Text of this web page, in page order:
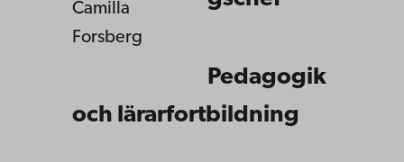
Camilla
Forsberg
Pedagogik
och lärarfortbildning